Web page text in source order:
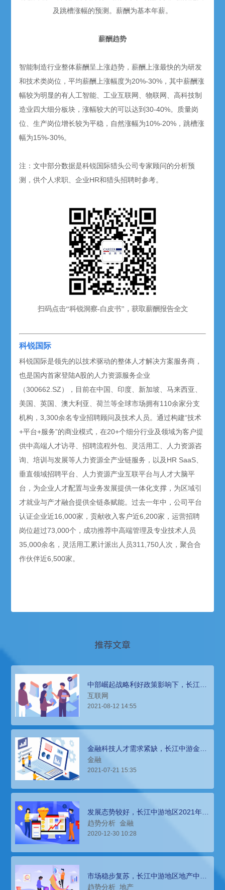
及跳槽涨幅的预测。薪酬为基本年薪。
薪酬趋势
智能制造行业整体薪酬呈上涨趋势，薪酬上涨最快的为研发
和技术类岗位，平均薪酬上涨幅度为20%-30%，其中薪酬涨
幅较为明显的有人工智能、工业互联网、物联网、高科技制
造业四大细分板块，涨幅较大的可以达到30-40%。质量岗
位、生产岗位增长较为平稳，自然涨幅为10%-20%，跳槽涨
幅为15%-30%。
注：文中部分数据是科锐国际猎头公司专家顾问的分析预
测，供个人求职、企业HR和猎头招聘时参考。
扫码点击“科锐洞察-白皮书”，获取薪酬报告全文
科锐国际
科锐国际是领先的以技术驱动的整体人才解决方案服务商，
也是国内首家登陆A股的人力资源服务企业
（300662.SZ），目前在中国、印度、新加坡、马来西亚、
美国、英国、澳大利亚、荷兰等全球市场拥有110余家分支
机构，3,300余名专业招聘顾问及技术人员。通过构建“技术
+平台+服务”的商业模式，在20+个细分行业及领域为客户提
供中高端人才访寻、招聘流程外包、灵活用工、人力资源咨
询、培训与发展等人力资源全产业链服务，以及HR SaaS、
垂直领域招聘平台、人力资源产业互联平台与人才大脑平
台，为企业人才配置与业务发展提供一体化支撑，为区域引
才就业与产才融合提供全链条赋能。过去一年中，公司平台
认证企业近16,000家，贡献收入客户近6,200家，运营招聘
岗位超过73,000个，成功推荐中高端管理及专业技术人员
35,000余名，灵活用工累计派出人员311,750人次，聚合合
作伙伴近6,500家。
推荐文章
中部崛起战略利好政策影响下，长江中
下游地区互联网人才招聘环境分析
互联网
2021-08-12 14:55
金融科技人才需求紧缺，长江中游金融
行业薪酬报告
金融
2021-07-21 15:35
发展态势较好，长江中游地区2021年金
融行业猎头招聘指南
趋势分析 金融
2020-12-30 10:28
市场稳步复苏，长江中游地区地产中高
层人才获取依靠猎头招聘
趋势分析 地产